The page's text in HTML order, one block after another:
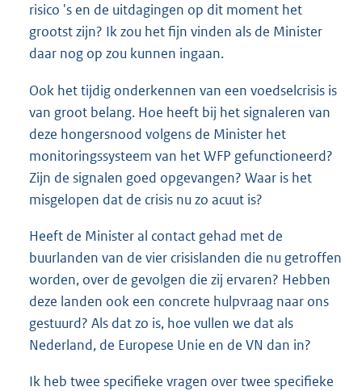
risico 's en de uitdagingen op dit moment het
grootst zijn? Ik zou het fijn vinden als de Minister
daar nog op zou kunnen ingaan.
Ook het tijdig onderkennen van een voedselcrisis is
van groot belang. Hoe heeft bij het signaleren van
deze hongersnood volgens de Minister het
monitoringssysteem van het WFP gefunctioneerd?
Zijn de signalen goed opgevangen? Waar is het
misgelopen dat de crisis nu zo acuut is?
Heeft de Minister al contact gehad met de
buurlanden van de vier crisislanden die nu getroffen
worden, over de gevolgen die zij ervaren? Hebben
deze landen ook een concrete hulpvraag naar ons
gestuurd? Als dat zo is, hoe vullen we dat als
Nederland, de Europese Unie en de VN dan in?
Ik heb twee specifieke vragen over twee specifieke